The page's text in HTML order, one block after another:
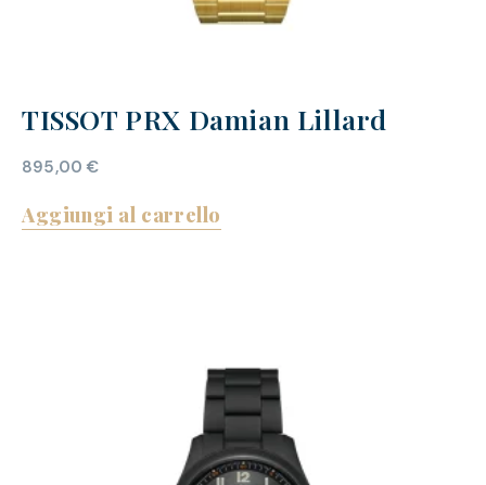
TISSOT PRX Damian Lillard
895,00€
Aggiungi al carrello